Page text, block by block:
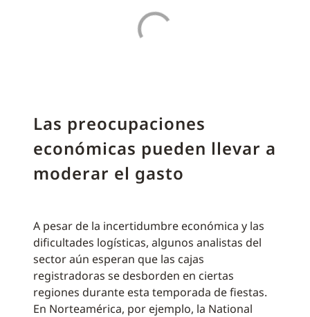
Las preocupaciones
económicas pueden llevar a
moderar el gasto
A pesar de la incertidumbre económica y las
dificultades logísticas, algunos analistas del
sector aún esperan que las cajas
registradoras se desborden en ciertas
regiones durante esta temporada de fiestas.
En Norteamérica, por ejemplo, la National